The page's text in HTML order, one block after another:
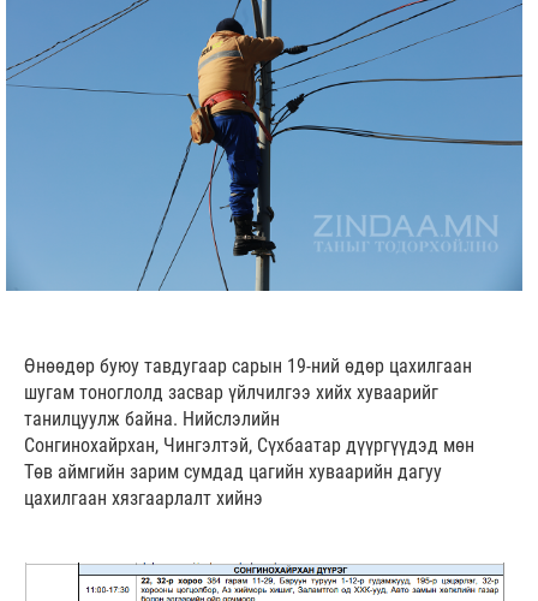
Өнөөдөр буюу тавдугаар сарын 19-ний өдөр цахилгаан
шугам тоноглолд засвар үйлчилгээ хийх хуваарийг
танилцуулж байна. Нийслэлийн
Сонгинохайрхан, Чингэлтэй, Сүхбаатар дүүргүүдэд мөн
Төв аймгийн зарим сумдад цагийн хуваарийн дагуу
цахилгаан хязгаарлалт хийнэ